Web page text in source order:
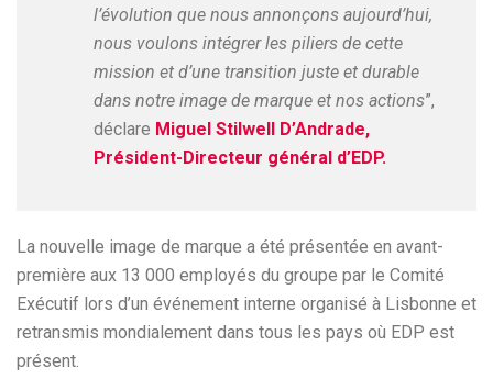
l’évolution que nous annonçons aujourd’hui,
nous voulons intégrer les piliers de cette
mission et d’une transition juste et durable
dans notre image de marque et nos actions”,
déclare Miguel Stilwell D’Andrade,
Président-Directeur général d’EDP.
La nouvelle image de marque a été présentée en avant-
première aux 13 000 employés du groupe par le Comité
Exécutif lors d’un événement interne organisé à Lisbonne et
retransmis mondialement dans tous les pays où EDP est
présent.